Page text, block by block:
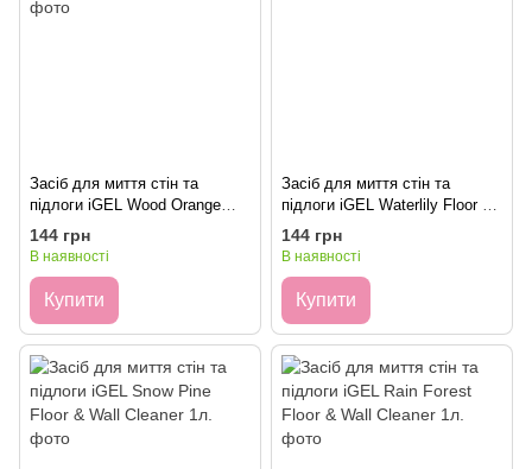
Засіб для миття стін та
підлоги iGEL Wood Orange
Floor & Wall Cleaner 1л.
144 грн
В наявності
Купити
Засіб для миття стін та
підлоги iGEL Waterlily Floor &
Wall Cleaner 1л.
144 грн
В наявності
Купити